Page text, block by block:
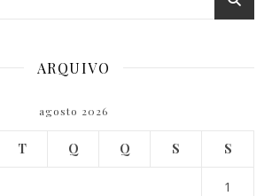
ARQUIVO
agosto 2026
T Q Q S S
1